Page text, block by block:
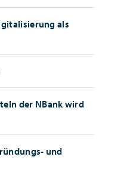
als
der NBank wird
und